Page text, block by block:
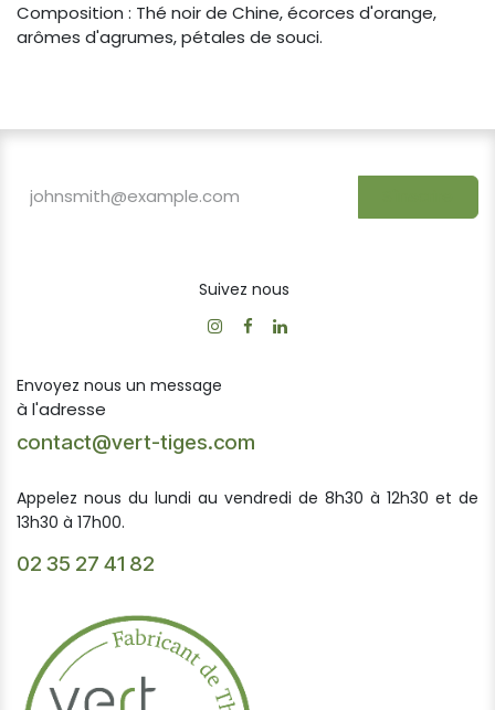
Composition : Thé noir de Chine, écorces d'orange,
arômes d'agrumes, pétales de souci.
Suivez nous
Envoyez nous un message
à l'adresse
contact@vert-tiges.com
Appelez nous du lundi au vendredi de 8h30 à 12h30 et de
13h30 à 17h00.
02 35 27 41 82